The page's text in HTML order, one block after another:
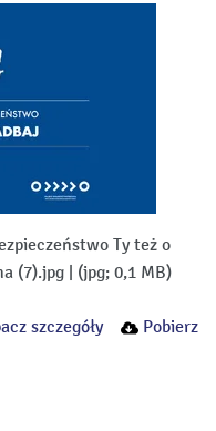
Ty też o
(7).jpg
(jpg; 0,1 MB)
szczegóły Pobierz